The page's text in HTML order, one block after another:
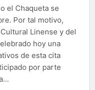
el Chaqueta se
Por tal motivo,
Linense y del
hoy una
de esta cita
por parte